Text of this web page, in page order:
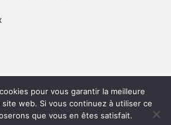
pour vous garantir la meilleure
web. Si vous continuez à utiliser ce
que vous en êtes satisfait.